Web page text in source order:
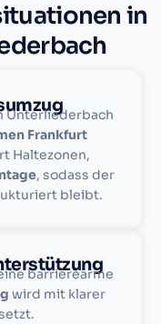
in
Unterliederbach
Frankfurt
Haltezonen,
, sodass der
bleibt.
barrierearme
wird mit klarer